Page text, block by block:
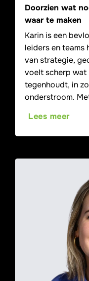
Doorzien wat
waar te maken
Karin is een
leiders en teams
van strategie,
voelt scherp wat
tegenhoudt, in
onderstroom.
Lees meer